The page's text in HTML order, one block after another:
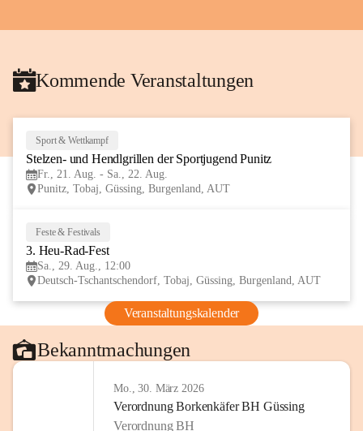
Kommende Veranstaltungen
Sport & Wettkampf
Stelzen- und Hendlgrillen der Sportjugend Punitz
Fr., 21. Aug. - Sa., 22. Aug.
Punitz, Tobaj, Güssing, Burgenland, AUT
Feste & Festivals
3. Heu-Rad-Fest
Sa., 29. Aug., 12:00
Deutsch-Tschantschendorf, Tobaj, Güssing, Burgenland, AUT
Veranstaltungskalender
Bekanntmachungen
Mo., 30. März 2026
Verordnung Borkenkäfer BH Güssing
Verordnung BH